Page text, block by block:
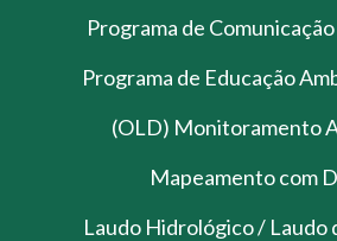
Programa de Comunicação
Programa de Educação
(OLD) Monitoramento
Mapeamento com
Laudo Hidrológico / Laudo